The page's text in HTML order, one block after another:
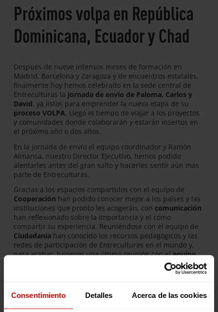
Consentimiento Detalles Acerca de las cookies
Próximos volpa en República
Dominicana, Ecuador y Chad
Después de nueve intensos meses de formación en
Madrid, Barcelona y Zaragoza y de encuentros estatales,
finalmente hoy hemos celebrado en la sede central de
Entreculturas la jornada de envío de Paloma, Carlos y
David, ya listos para emprender la nueva etapa de su
proceso VOLPA. Llegó el tiempo de viajar a los proyectos
y comunidades donde colaborarán y estarán insertos en
el próximo año o dos años.
En la jornada de envío el equipo coordinador y Ramón
Almansa, nuestro Director Ejecutivo, hemos podido
alentarles antes del gran salto y hacerles sentir aún más
parte de Entreculturas.
Gracias a los espacios compartidos con el equipo de
Cooperación han podido conocer mejor a los países y las
instituciones que pronto les acogerán, con comunicación
han reflexionado sobre la importancia y el cómo
compartir su experiencia. Reuniéndose con el equipo de
Ciudadanía han conocido los recursos pedagógicos y las
redes de participación de Entreculturas en el mundo y,
para acabar, tuvieron una última reunión con elequipo
para cuestiones logísticas y administrativas.
¡Ahora están listos y lista para salir al encuentro!
República Dominicana, David se incorporará al equipo de
Fe y Alegría Ecuador y Carlos formará parte del equipo de